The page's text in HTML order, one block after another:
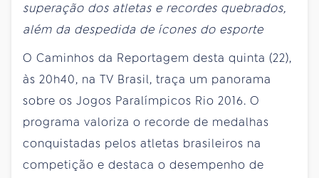
superação dos atletas e recordes quebrados,
além da despedida de ícones do esporte
O Caminhos da Reportagem desta quinta (22),
às 20h40, na TV Brasil, traça um panorama
sobre os Jogos Paralímpicos Rio 2016. O
programa valoriza o recorde de medalhas
conquistadas pelos atletas brasileiros na
competição e destaca o desempenho de